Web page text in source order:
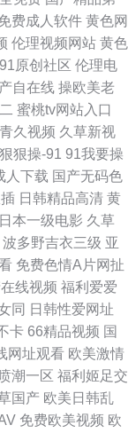
精品久久 国国国国产
本道综合色网 天堂一
费成人软件 黄色网
伦理视频网站 黄色
91原创社区 伦理电
自在线 操欧美老
蜜桃tv网站入口
久视频 久草新视
狠狠操-91 91我要操
人下载 国产无码色
日韩精品高清 黄
日本一级电影 久草
波多野吉衣三级 亚
免费色情A片网扯
线视频 福利爱爱
同 日韩性爱网址
卡 66精品视频 国
网址观看 欧美激情
潮一区 福利姬足交
国产 欧美日韩乱
免费欧美视频 欧